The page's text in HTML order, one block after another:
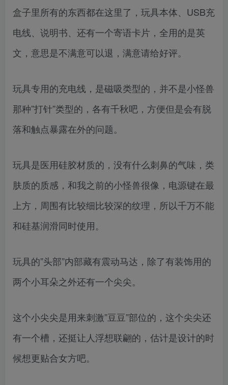
盒子里所有的东西都在这里了，玩具本体、USB充
电线、说明书、还有一个寄语卡片，全用的是英
文，意思是不满意可以退，满意请给好评。
玩具专用的充电线，是磁吸类型的，并不是小怪兽
那种”打针”类型的，各有千秋吧，方便但是会有脱
落和触点暴露在外的问题。
玩具是医用硅胶材质的，没有什么刺鼻的气味，类
肤质的质感，和我之前的小怪兽很像，电源键在最
上方，周围有比较细比较深的纹理，所以千万不能
和硅基润滑同时使用。
玩具的”头部”内部藏有震动马达，除了有装饰用的
两个小耳朵之外还有一个尖尖。
这个小尖尖是用来刺激”豆豆”部位的，这个尖尖还
有一个槽，还挺让人浮想联翩的，估计是设计的时
候想更贴合女方吧。